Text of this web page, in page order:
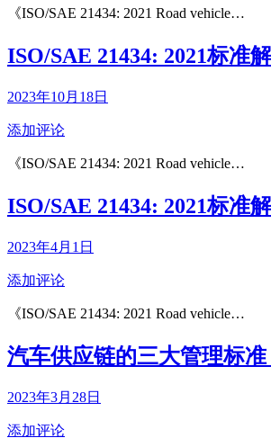
《ISO/SAE 21434: 2021 Road vehicle…
ISO/SAE 21434: 2021标准
2023年10月18日
添加评论
《ISO/SAE 21434: 2021 Road vehicle…
ISO/SAE 21434: 2021标准
2023年4月1日
添加评论
《ISO/SAE 21434: 2021 Road vehicle…
汽车供应链的三大管理标
2023年3月28日
添加评论